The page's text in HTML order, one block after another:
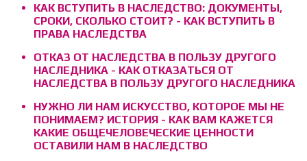
КАК ВСТУПИТЬ В НАСЛЕДСТВО: ДОКУМЕНТЫ,
СРОКИ, СКОЛЬКО СТОИТ? - КАК ВСТУПИТЬ В
ПРАВА НАСЛЕДСТВА
ОТКАЗ ОТ НАСЛЕДСТВА В ПОЛЬЗУ ДРУГОГО
НАСЛЕДНИКА - КАК ОТКАЗАТЬСЯ ОТ
НАСЛЕДСТВА В ПОЛЬЗУ ДРУГОГО НАСЛЕДНИКА
НУЖНО ЛИ НАМ ИСКУССТВО, КОТОРОЕ МЫ НЕ
ПОНИМАЕМ? ИСТОРИЯ - КАК ВАМ КАЖЕТСЯ
КАКИЕ ОБЩЕЧЕЛОВЕЧЕСКИЕ ЦЕННОСТИ
ОСТАВИЛИ НАМ В НАСЛЕДСТВО